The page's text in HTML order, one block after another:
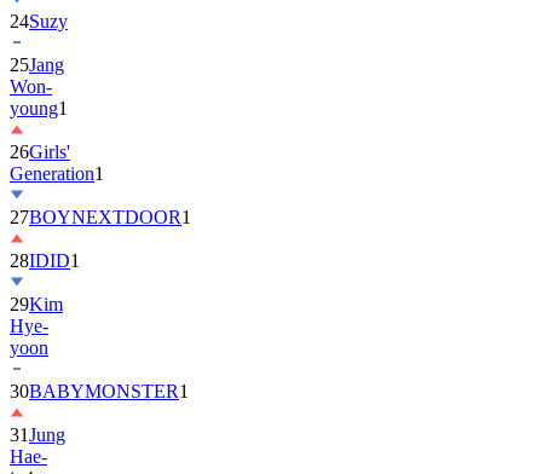
24Suzy
25Jang
Won-
young1
26Girls'
Generation1
27BOYNEXTDOOR1
28IDID1
29Kim
Hye-
yoon
30BABYMONSTER1
31Jung
Hae-